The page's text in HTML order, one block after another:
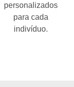
personalizados
para cada
indivíduo.